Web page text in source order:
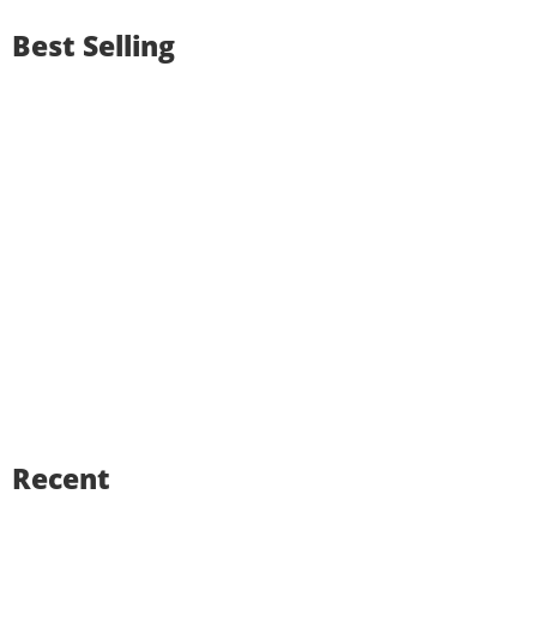
Best Selling
Recent